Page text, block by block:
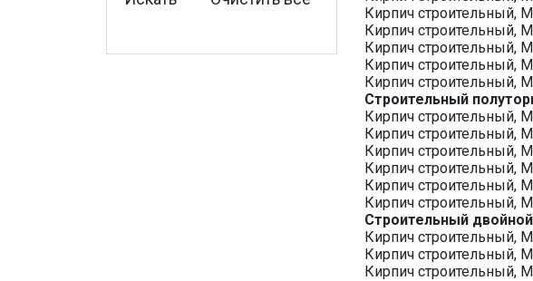
Кирпич строительный,
Кирпич строительный,
Кирпич строительный,
Кирпич строительный,
Кирпич строительный,
Строительный
Кирпич строительный,
Кирпич строительный,
Кирпич строительный,
Кирпич строительный,
Кирпич строительный,
Кирпич строительный,
Строительный
Кирпич строительный,
Кирпич строительный,
Кирпич строительный,